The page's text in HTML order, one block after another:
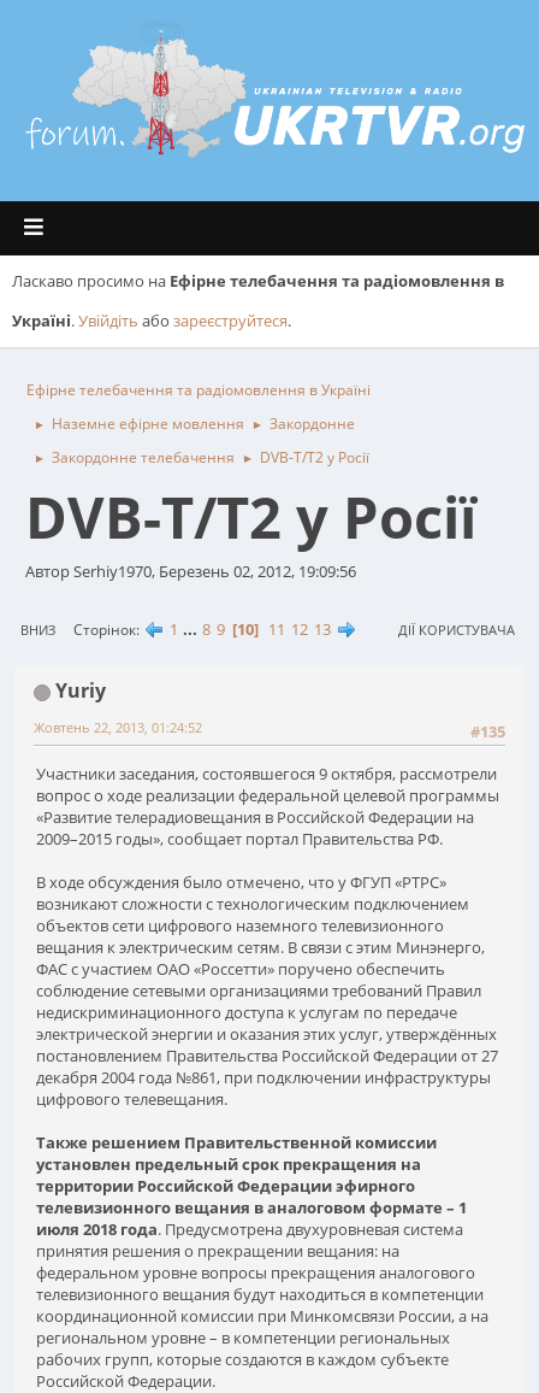
Ласкаво просимо на Ефірне телебачення та радіомовлення в
Україні.Увійдіть або зареєструйтеся.
Ефірне телебачення та радіомовлення в Україні
► Наземне ефірне мовлення ► Закордонне
► Закордонне телебачення ► DVB-T/T2 у Росії
DVB-T/T2 у Росії
Автор Serhiy1970, Березень 02, 2012, 19:09:56
ВНИЗ Сторінок 1 ... 8 9 10 11 12 13 ДІЇ КОРИСТУВАЧА
Yuriy
#135
Жовтень 22, 2013, 01:24:52
Участники заседания, состоявшегося 9 октября, рассмотрели
вопрос о ходе реализации федеральной целевой программы
«Развитие телерадиовещания в Российской Федерации на
2009–2015 годы», сообщает портал Правительства РФ.
В ходе обсуждения было отмечено, что у ФГУП «РТРС»
возникают сложности с технологическим подключением
объектов сети цифрового наземного телевизионного
вещания к электрическим сетям. В связи с этим Минэнерго,
ФАС с участием ОАО «Россетти» поручено обеспечить
соблюдение сетевыми организациями требований Правил
недискриминационного доступа к услугам по передаче
электрической энергии и оказания этих услуг, утверждённых
постановлением Правительства Российской Федерации от 27
декабря 2004 года №861, при подключении инфраструктуры
цифрового телевещания.
Также решением Правительственной комиссии
установлен предельный срок прекращения на
территории Российской Федерации эфирного
телевизионного вещания в аналоговом формате – 1
июля 2018 года. Предусмотрена двухуровневая система
принятия решения о прекращении вещания: на
федеральном уровне вопросы прекращения аналогового
телевизионного вещания будут находиться в компетенции
координационной комиссии при Минкомсвязи России, а на
региональном уровне – в компетенции региональных
рабочих групп, которые создаются в каждом субъекте
Российской Федерации.